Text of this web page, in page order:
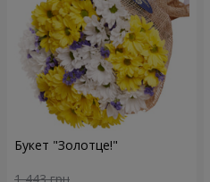
Букет "Золотце!"